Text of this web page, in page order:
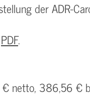
der ADR-
PDF.
€ netto, 386,56 €